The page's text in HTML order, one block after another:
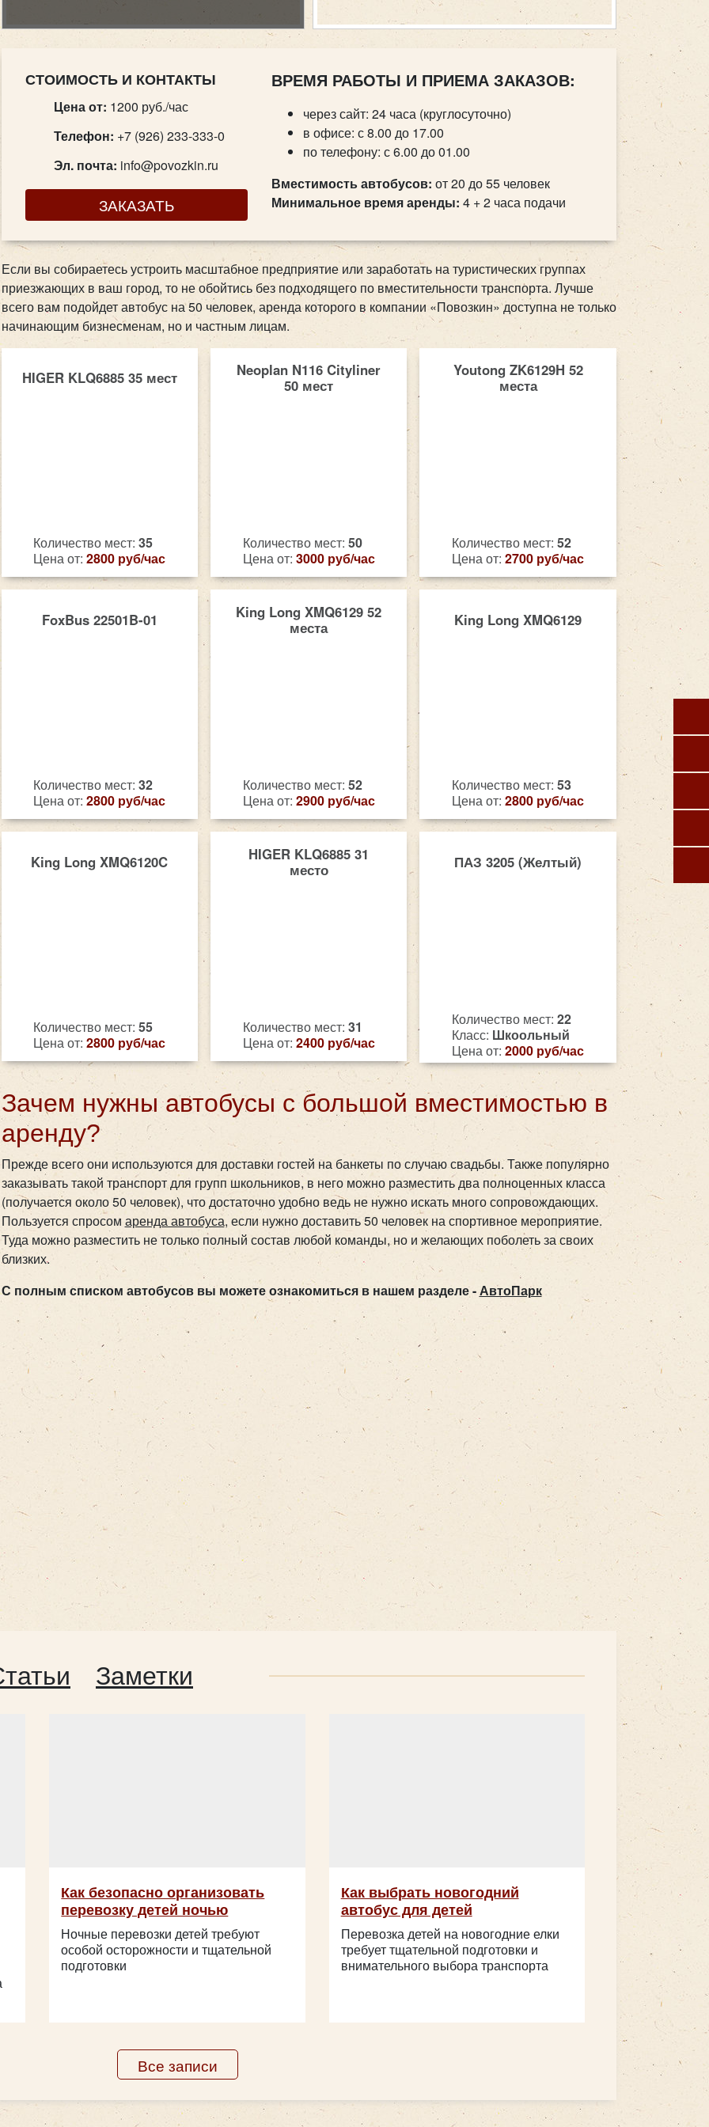
СТОИМОСТЬ И КОНТАКТЫ
Цена от: 1200 руб./час
Телефон: +7 (926) 233-333-0
Эл. почта: info@povozkin.ru
ЗАКАЗАТЬ
ВРЕМЯ РАБОТЫ И ПРИЕМА ЗАКАЗОВ:
через сайт: 24 часа (круглосуточно)
в офисе: с 8.00 до 17.00
по телефону: с 6.00 до 01.00
Вместимость автобусов: от 20 до 55 человек
Минимальное время аренды: 4 + 2 часа подачи
Если вы собираетесь устроить масштабное предприятие или заработать на туристических группах
приезжающих в ваш город, то не обойтись без подходящего по вместительности транспорта. Лучше
всего вам подойдет автобус на 50 человек, аренда которого в компании «Повозкин» доступна не только
начинающим бизнесменам, но и частным лицам.
HIGER KLQ6885 35 мест
Количество мест:35
Цена от:2800 руб/час
Neoplan N116 Cityliner
50 мест
Количество мест: 50
Цена от: 3000 руб/час
Youtong ZK6129H 52
места
Количество мест:52
Цена от:2700 руб/час
FoxBus 22501B-01
Количество мест:32
Цена от:2800 руб/час
King Long XMQ6129 52
места
Количество мест: 52
Цена от: 2900 руб/час
King Long XMQ6129
Количество мест:53
Цена от:2800 руб/час
King Long XMQ6120C
Количество мест:55
Цена от:2800 руб/час
HIGER KLQ6885 31
место
Количество мест: 31
Цена от: 2400 руб/час
ПАЗ 3205 (Желтый)
Количество мест:22
Класс: Шкоольный
Цена от:2000 руб/час
Зачем нужны автобусы с большой вместимостью в
аренду?
Прежде всего они используются для доставки гостей на банкеты по случаю свадьбы. Также популярно
заказывать такой транспорт для групп школьников, в него можно разместить два полноценных класса
(получается около 50 человек), что достаточно удобно ведь не нужно искать много сопровождающих.
Пользуется спросом аренда автобуса, если нужно доставить 50 человек на спортивное мероприятие.
Туда можно разместить не только полный состав любой команды, но и желающих поболеть за своих
близких.
С полным списком автобусов вы можете ознакомиться в нашем разделе -АвтоПарк
Заметки
Как безопасно организовать
перевозку детей ночью
Ночные перевозки детей требуют
особой осторожности и тщательной
подготовки
Как выбрать новогодний
автобус для детей
Перевозка детей на новогодние елки
требует тщательной подготовки и
внимательного выбора транспорта
Все записи